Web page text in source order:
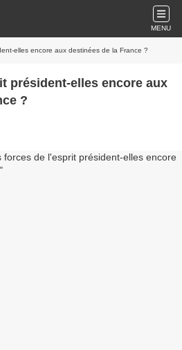
MENU
elles encore aux destinées de la France ?
président-elles encore aux
?